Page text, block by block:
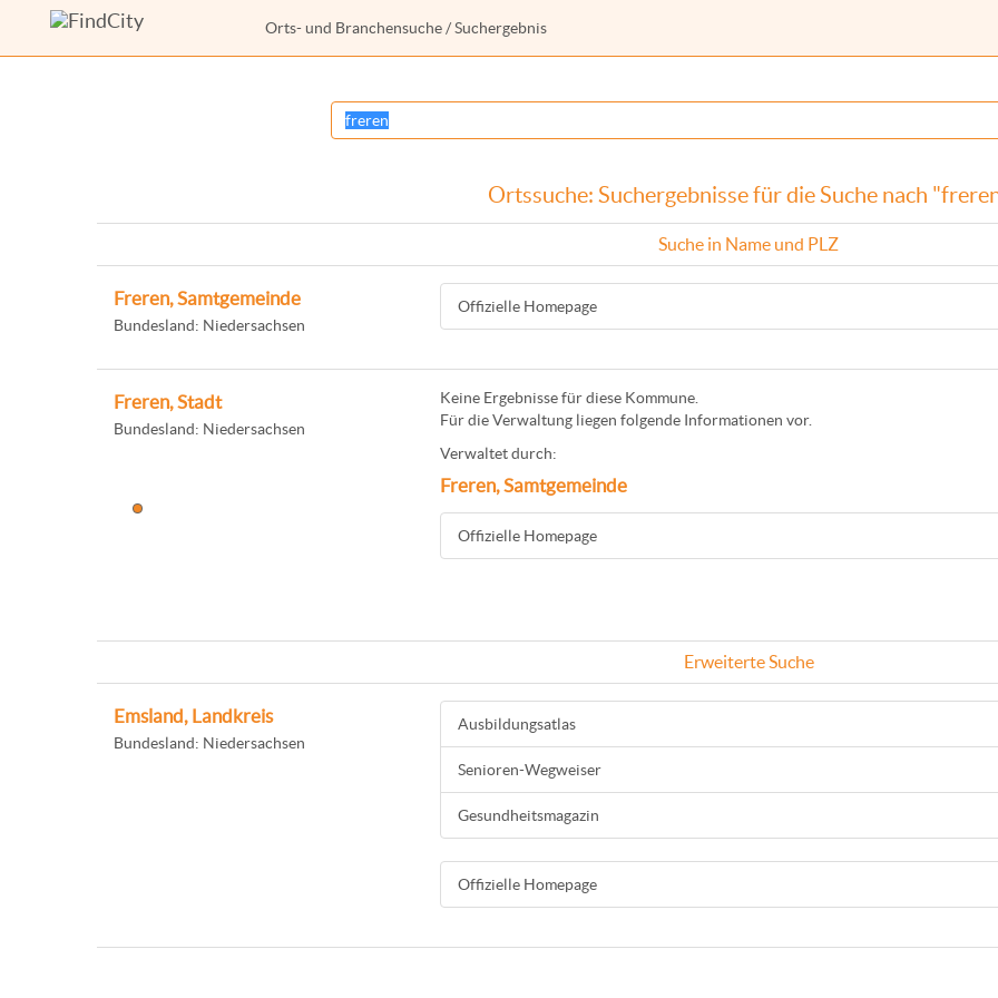
Orts- und Branchensuche / Suchergebnis
Ortssuche: Suchergebnisse für die Suche nach
Suche in Name und PLZ
Freren, Samtgemeinde
Bundesland: Niedersachsen
Offizielle Homepage
Freren, Stadt
Bundesland: Niedersachsen
Keine Ergebnisse für diese Kommune.
Für die Verwaltung liegen folgende Informationen vor.
Verwaltet durch:
Freren, Samtgemeinde
Offizielle Homepage
Erweiterte Suche
Emsland, Landkreis
Bundesland: Niedersachsen
Ausbildungsatlas
Senioren-Wegweiser
Gesundheitsmagazin
Offizielle Homepage